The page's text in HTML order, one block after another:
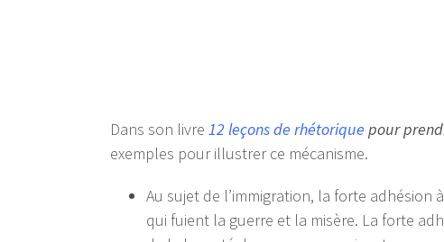
Dans son livre 12 leçons de rhétorique pour
exemples pour illustrer ce mécanisme.
Au sujet de l’immigration, la forte adhésion
qui fuient la guerre et la misère. La forte